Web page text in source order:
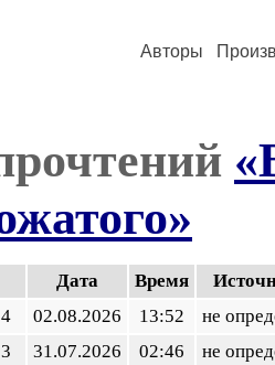
Авторы
Дата Время
02.08.2026 13:52
не
31.07.2026 02:46
не